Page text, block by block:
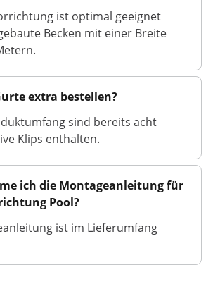
ist optimal geeignet
Becken mit einer Breite
extra bestellen?
sind bereits acht
Klips enthalten.
ich die Montageanleitung für
Pool?
ist im Lieferumfang